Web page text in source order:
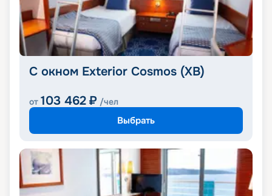
С окном Exterior Cosmos (XB)
от 103 462 ₽ /чел
Выбрать